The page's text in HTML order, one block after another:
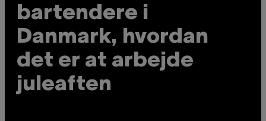
bartendere i
Danmark, hvordan
det er at arbejde
juleaften